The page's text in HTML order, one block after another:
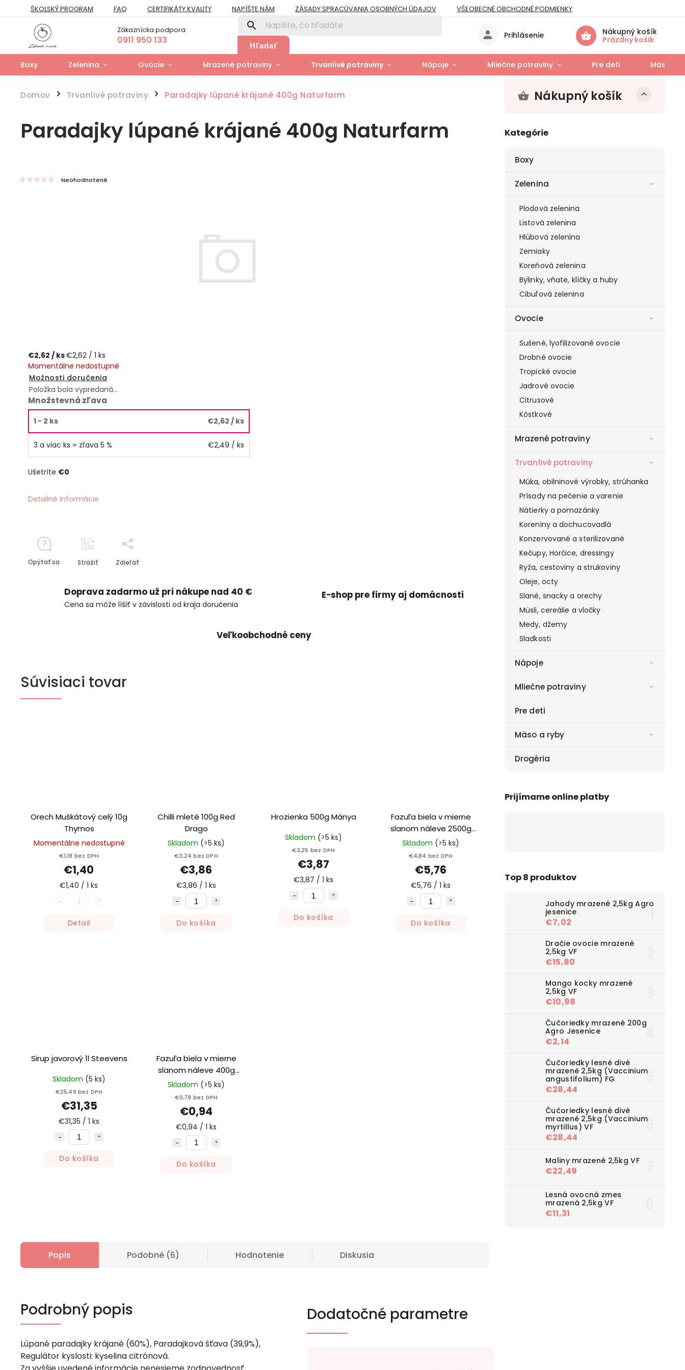
ŠKOLSKÝ PROGRAM FAQ CERTIFIKÁTY KVALITY NAPÍŠTE NÁM ZÁSADY SPRACÚVANIA OSOBNÝCH ÚDAJOV
VŠEOBECNÉ OBCHODNÉ PODMIENKY
PREPRAVNÝ PORIADOK
PRE FIRMY A ORGANIZÁCIE
ZÁSADY POUŽÍVANIA SÚBOROV COOKIES
FORMULÁR NA UPLATNENIE PRÁV ZO ZODPOVEDNOSTI ZA VADY
MOJA OBJEDNÁVKA
Zákaznícka podpora:
0911 950 133 Hľadať
Nákupný košík
Prázdny košík
Prihlásenie
Boxy Zelenina Ovocie Mrazené potraviny Trvanlivé potraviny Nápoje Mliečne potraviny Pre deti Mäso a
Domov / Trvanlivé potraviny / Paradajky lúpané krájané 400g Naturfarm Nákupný košík
Kategórie
Boxy
Zelenina
Plodová zelenina
Listová zelenina
Hlúbová zelenina
Zemiaky
Koreňová zelenina
Bylinky, vňate, klíčky a huby
Cibuľová zelenina
Ovocie
Sušené, lyofilizované ovocie
Drobné ovocie
Tropické ovocie
Jadrové ovocie
Citrusové
Kôstkové
Mrazené potraviny
Trvanlivé potraviny
Múka, obilninové výrobky, strúhanka
Prísady na pečenie a varenie
Nátierky a pomazánky
Koreniny a dochucovadlá
Konzervované a sterilizované
Kečupy, Horčice, dressingy
Ryža, cestoviny a strukoviny
Oleje, octy
Slané, snacky a orechy
Müsli, cereálie a vločky
Medy, džemy
Sladkosti
Nápoje
Mliečne potraviny
Pre deti
Mäso a ryby
Drogéria
Prijímame online platby
Top 8 produktov
Jahody mrazené 2,5kg Agro
jesenice
€7,02
Dračie ovocie mrazené
2,5kg VF
€15,80
Mango kocky mrazené
2,5kg VF
€10,98
Čučoriedky mrazené 200g
Agro Jesenice
€2,14
Čučoriedky lesné divé
mrazené 2,5kg (Vaccinium
angustifolium) FG
€28,44
Čučoriedky lesné divé
mrazené 2,5kg (Vaccinium
myrtillus) VF
€28,44
Maliny mrazené 2,5kg VF
€22,49
Lesná ovocná zmes
mrazená 2,5kg VF
€11,31
Paradajky lúpané krájané 400g Naturfarm
Neohodnotené
€2,62 / ks€2,62 / 1 ks
Momentálne nedostupné
Možnosti doručenia
Položka bola vypredaná…
Množstevná zľava
1 - 2 ks €2,62 / ks
3 a viac ks = zľava 5 % €2,49 / ks
Ušetríte €0
Detailné informácie
Opýtať sa Strážiť Zdieľať
Doprava zadarmo už pri nákupe nad 40 €
Cena sa môže líšiť v závislosti od kraja doručenia
E-shop pre firmy aj domácnosti
Veľkoobchodné ceny
Súvisiaci tovar
Orech Muškátový celý 10g
Thymos
Momentálne nedostupné
€1,18 bez DPH
€1,40
€1,40 / 1 ks
Detail
Chilli mleté 100g Red
Drago
Skladom (>5 ks)
€3,24 bez DPH
€3,86
€3,86 / 1 ks
Do košíka
Hrozienka 500g Mánya
Skladom (>5 ks)
€3,25 bez DPH
€3,87
€3,87 / 1 ks
Do košíka
Fazuľa biela v mierne
slanom náleve 2500g
Bassta
Skladom (>5 ks)
€4,84 bez DPH
€5,76
€5,76 / 1 ks
Do košíka
Sirup javorový 1l Steevens
Skladom (5 ks)
€25,49 bez DPH
€31,35
€31,35 / 1 ks
Do košíka
Fazuľa biela v mierne
slanom náleve 400g
Bassta
Skladom (>5 ks)
€0,79 bez DPH
€0,94
€0,94 / 1 ks
Do košíka
Popis Podobné (6) Hodnotenie Diskusia
Podrobný popis
Lúpané paradajky krájané (60%), Paradajková šťava (39,9%),
Regulátor kyslosti: kyselina citrónová.
Dodatočné parametre